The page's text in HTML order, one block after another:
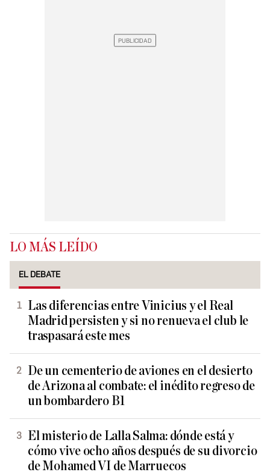
LO MÁS LEÍDO
EL DEBATE
Las diferencias entre Vinicius y el Real
Madrid persisten y si no renueva el club le
traspasará este mes
De un cementerio de aviones en el desierto
de Arizona al combate: el inédito regreso de
un bombardero B1
El misterio de Lalla Salma: dónde está y
cómo vive ocho años después de su divorcio
de Mohamed VI de Marruecos